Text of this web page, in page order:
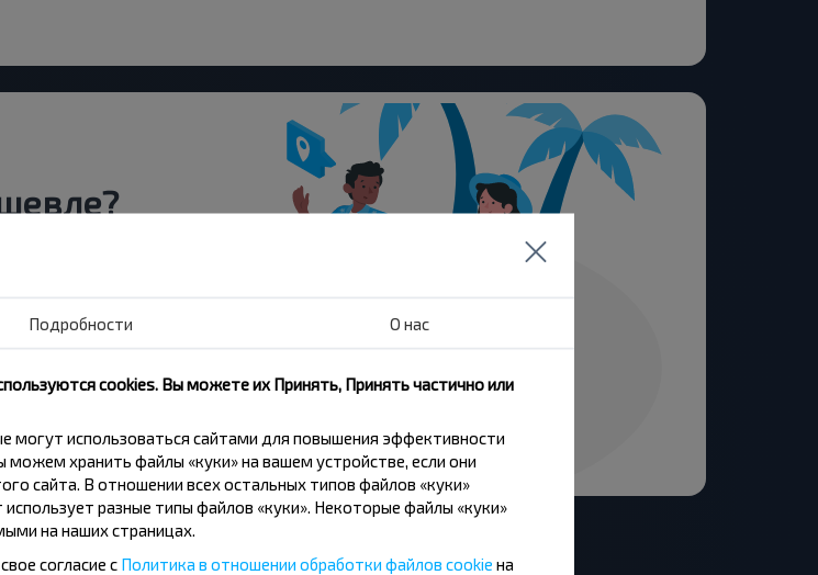
и
Подробности О нас
cookies. Вы можете их Принять, Принять частично или
могут использоваться сайтами для повышения эффективности
хранить файлы «куки» на вашем устройстве, если они
сайта. В отношении всех остальных типов файлов «куки»
разные типы файлов «куки». Некоторые файлы «куки»
на наших страницах.
согласие с Политика в отношении обработки файлов cookie на